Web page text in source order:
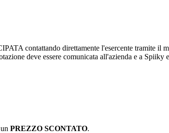
contattando direttamente l'esercente tramite il
deve essere comunicata all'azienda e a
PREZZO SCONTATO.